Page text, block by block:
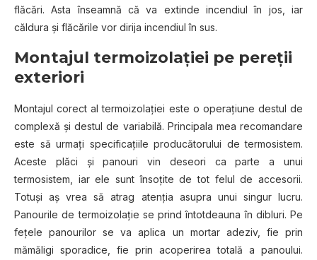
flăcări. Asta înseamnă că va extinde incendiul în jos, iar
căldura și flăcările vor dirija incendiul în sus.
Montajul termoizolației pe pereții
exteriori
Montajul corect al termoizolației este o operațiune destul de
complexă și destul de variabilă. Principala mea recomandare
este să urmați specificațiile producătorului de termosistem.
Aceste plăci și panouri vin deseori ca parte a unui
termosistem, iar ele sunt însoțite de tot felul de accesorii.
Totuși aș vrea să atrag atenția asupra unui singur lucru.
Panourile de termoizolație se prind întotdeauna în dibluri. Pe
fețele panourilor se va aplica un mortar adeziv, fie prin
mămăligi sporadice, fie prin acoperirea totală a panoului.